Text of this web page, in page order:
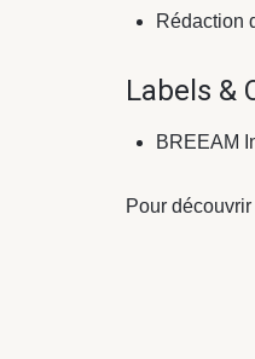
Rédaction
Labels &
BREEAM
Pour